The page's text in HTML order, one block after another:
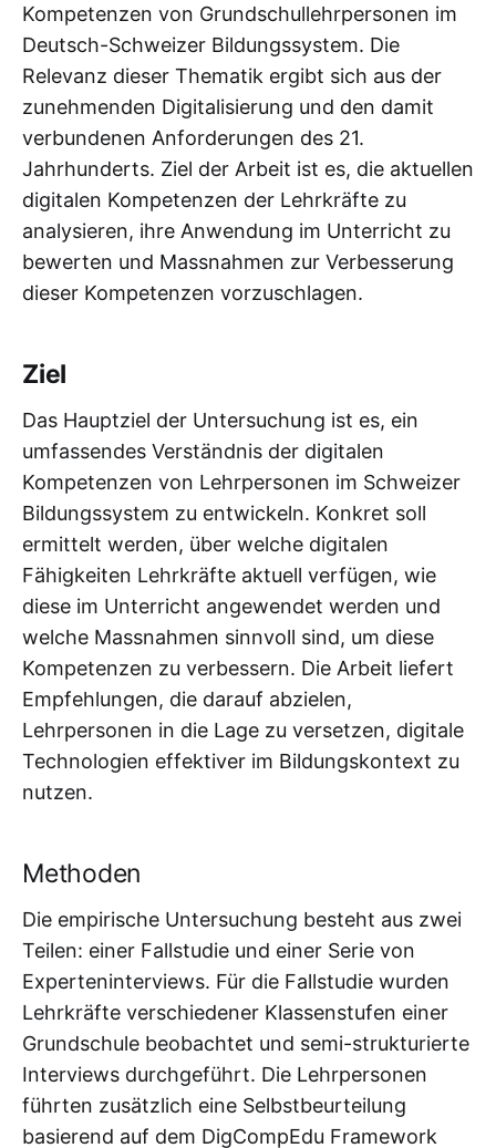
Kompetenzen von Grundschullehrpersonen im
Deutsch-Schweizer Bildungssystem. Die
Relevanz dieser Thematik ergibt sich aus der
zunehmenden Digitalisierung und den damit
verbundenen Anforderungen des 21.
Jahrhunderts. Ziel der Arbeit ist es, die aktuellen
digitalen Kompetenzen der Lehrkräfte zu
analysieren, ihre Anwendung im Unterricht zu
bewerten und Massnahmen zur Verbesserung
dieser Kompetenzen vorzuschlagen.
Ziel
Das Hauptziel der Untersuchung ist es, ein
umfassendes Verständnis der digitalen
Kompetenzen von Lehrpersonen im Schweizer
Bildungssystem zu entwickeln. Konkret soll
ermittelt werden, über welche digitalen
Fähigkeiten Lehrkräfte aktuell verfügen, wie
diese im Unterricht angewendet werden und
welche Massnahmen sinnvoll sind, um diese
Kompetenzen zu verbessern. Die Arbeit liefert
Empfehlungen, die darauf abzielen,
Lehrpersonen in die Lage zu versetzen, digitale
Technologien effektiver im Bildungskontext zu
nutzen.
Methoden
Die empirische Untersuchung besteht aus zwei
Teilen: einer Fallstudie und einer Serie von
Experteninterviews. Für die Fallstudie wurden
Lehrkräfte verschiedener Klassenstufen einer
Grundschule beobachtet und semi-strukturierte
Interviews durchgeführt. Die Lehrpersonen
führten zusätzlich eine Selbstbeurteilung
basierend auf dem DigCompEdu Framework